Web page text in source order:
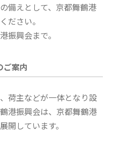
備えとして、京都舞鶴港
ださい。
振興会まで。
ご案内
荷主などが一体となり設
港振興会は、京都舞鶴港
開しています。